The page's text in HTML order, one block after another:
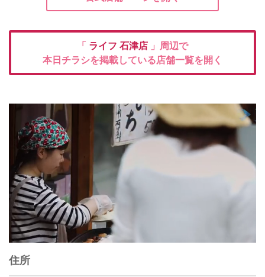
「 ライフ 石津店 」周辺で
本日チラシを掲載している店舗一覧を開く
住所